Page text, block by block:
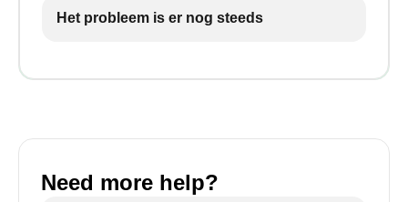
Het probleem is er nog steeds
Need more help?